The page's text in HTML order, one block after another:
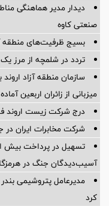
دیدار مدیر هماهنگی
صنعتی کاوه
بسیج ظرفیت‌های منطقه
تردد در شلمچه از مرز
سازمان منطقه آزاد
میزبانی از زائران اربعین
درج شرکت زیست اروند
شرکت مخابرات ایران در جمع
آسیب‌دیدگان جنگ در
مدیرعامل پتروشیمی
کرد